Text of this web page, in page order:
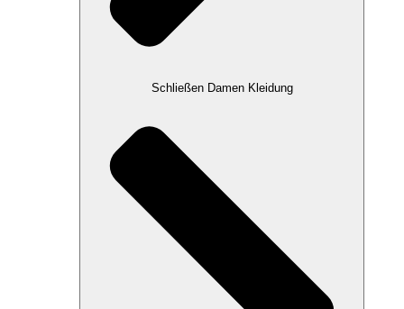
Schließen Damen Kleidung